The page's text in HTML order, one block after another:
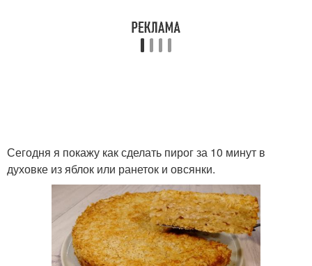
Сегодня я покажу как сделать пирог за 10 минут в
духовке из яблок или ранеток и овсянки.